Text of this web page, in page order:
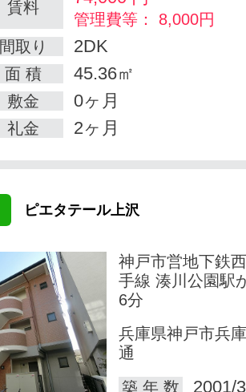
賃料
管理費等： 8,000円
間取り
2DK
面 積 45.36㎡
敷金 0ヶ月
礼金 2ヶ月
ピエタテール上沢
神戸市営地下鉄
手線 湊川公園駅
6分
兵庫県神戸市兵
通
築 年 数
2001/